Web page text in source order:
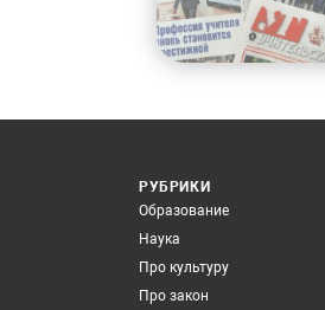
РУБРИКИ
Образование
Наука
Про культуру
Про закон